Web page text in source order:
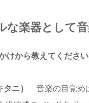
な楽器として
から教えてください
ニ）
音楽の目覚め